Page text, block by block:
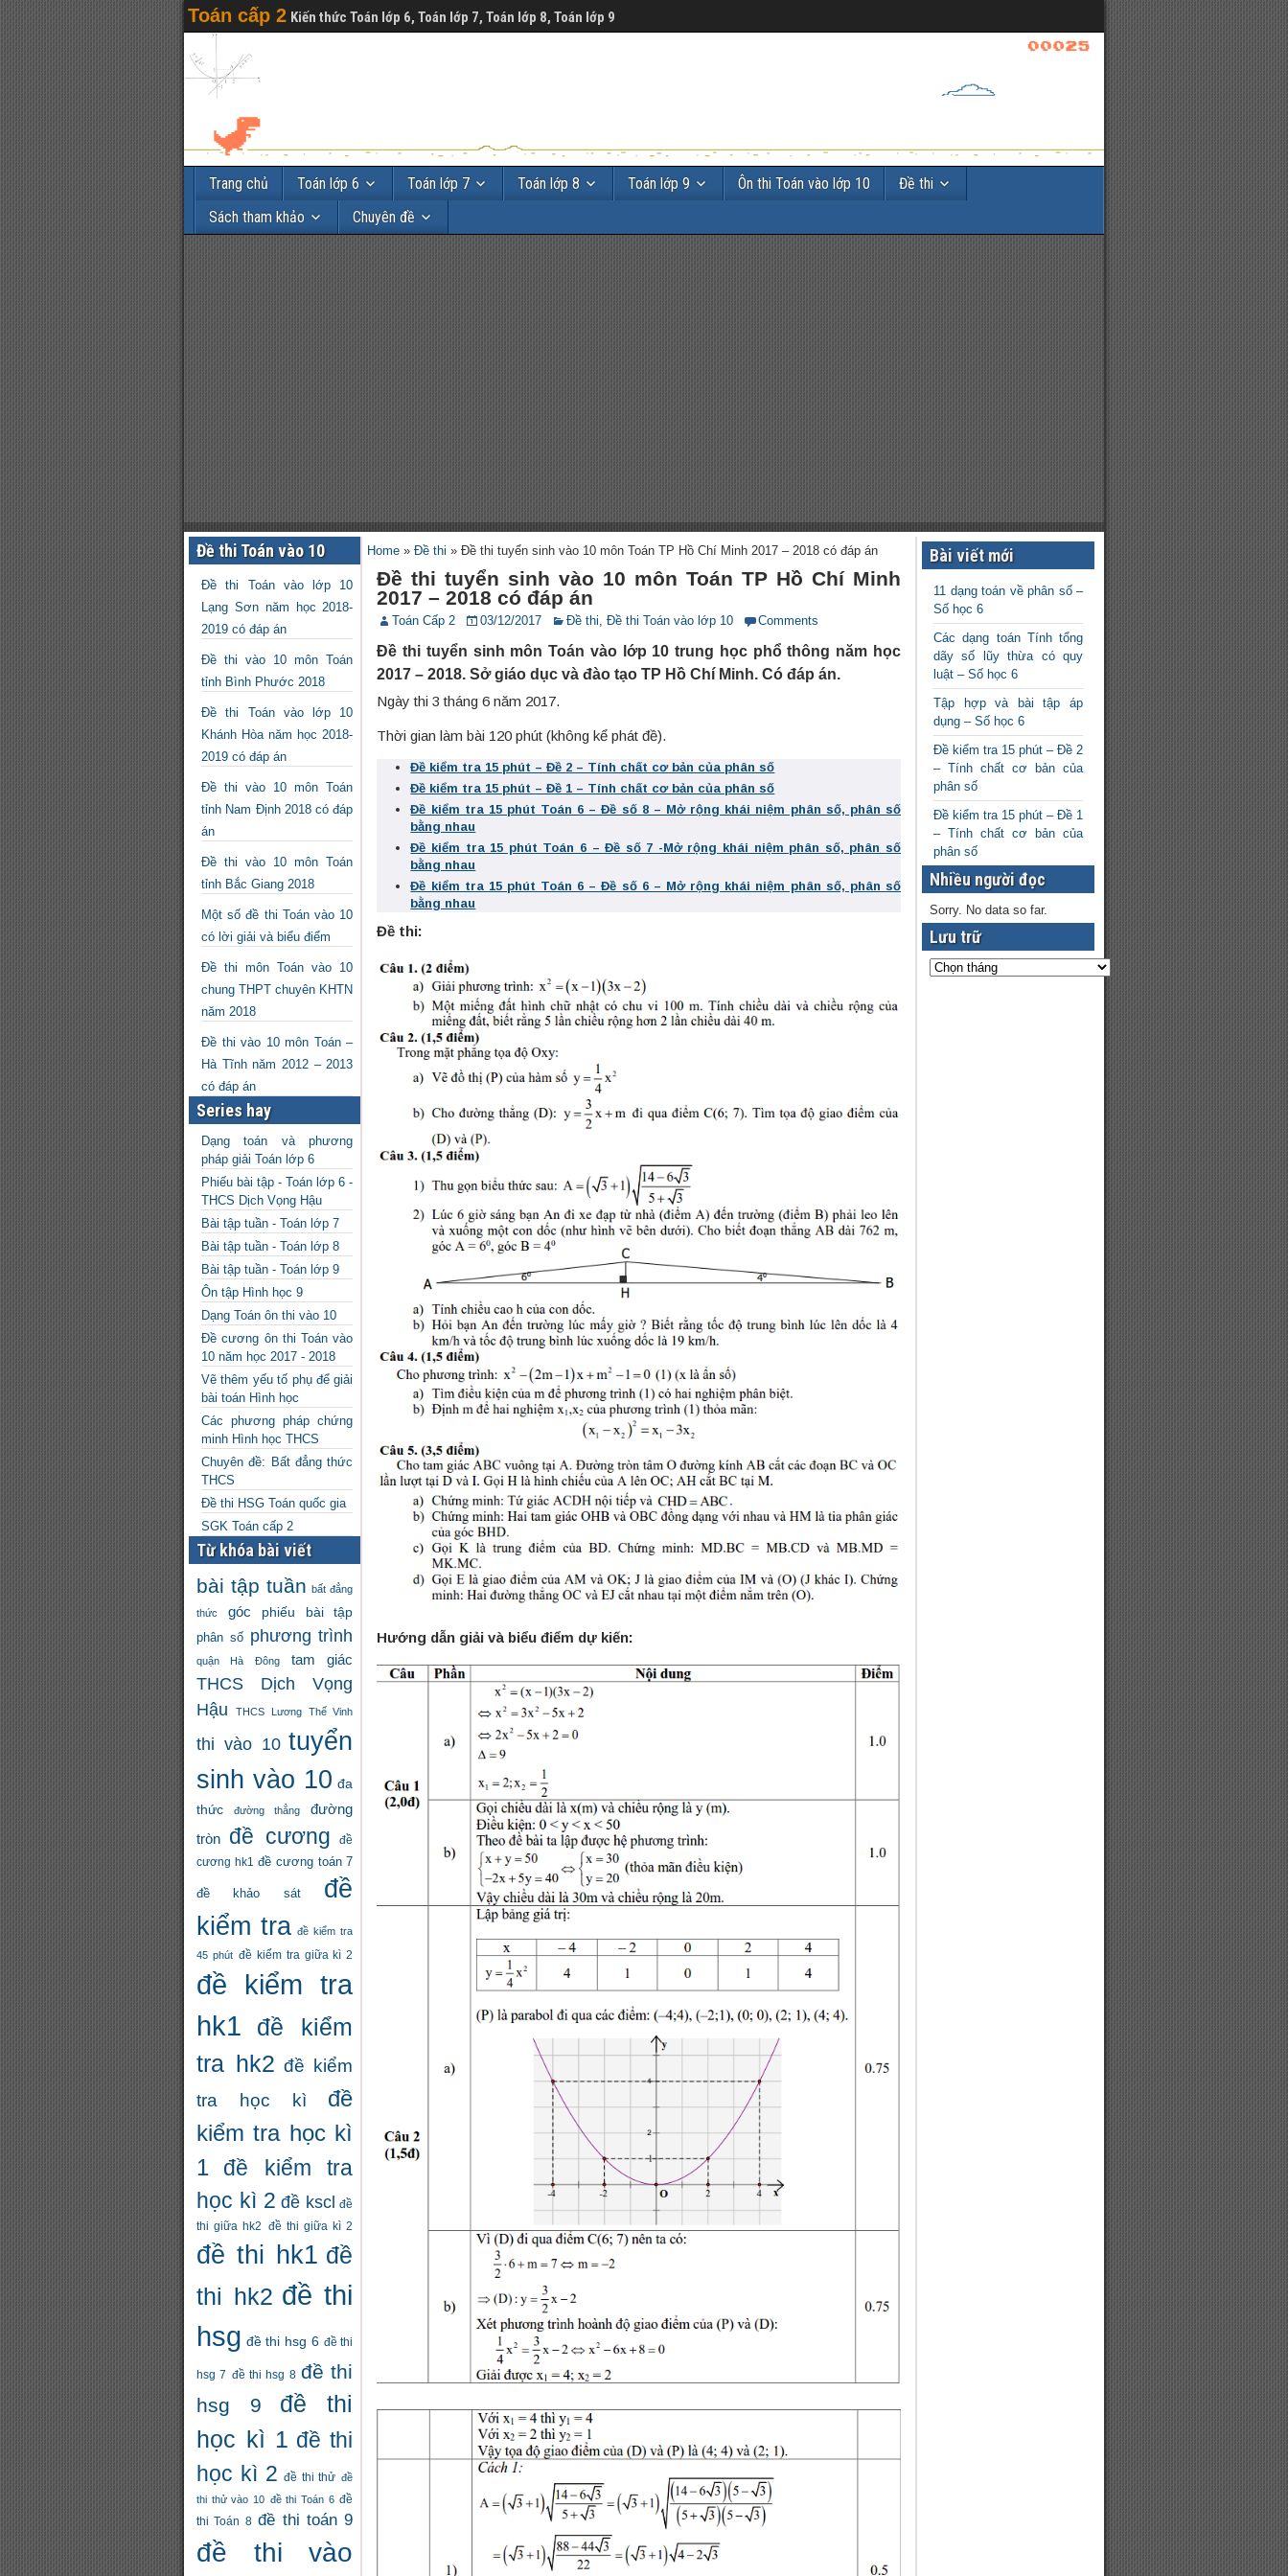
Toán cấp 2 Kiến thức Toán lớp 6, Toán lớp 7, Toán lớp 8, Toán lớp 9
Trang chủ Toán lớp 6 Toán lớp 7 Toán lớp 8 Toán lớp 9 Ôn thi Toán vào lớp 10
Đề thi
Sách tham khảo
Chuyên đề
Đề thi Toán vào 10
Đề thi Toán vào lớp 10
Lạng Sơn năm học 2018-
2019 có đáp án
Đề thi vào 10 môn Toán
tỉnh Bình Phước 2018
Đề thi Toán vào lớp 10
Khánh Hòa năm học 2018-
2019 có đáp án
Đề thi vào 10 môn Toán
tỉnh Nam Định 2018 có đáp
án
Đề thi vào 10 môn Toán
tỉnh Bắc Giang 2018
Một số đề thi Toán vào 10
có lời giải và biểu điểm
Đề thi môn Toán vào 10
chung THPT chuyên KHTN
năm 2018
Đề thi vào 10 môn Toán –
Hà Tĩnh năm 2012 – 2013
có đáp án
Series hay
Dạng toán và phương
pháp giải Toán lớp 6
Phiếu bài tập - Toán lớp 6 -
THCS Dịch Vọng Hậu
Bài tập tuần - Toán lớp 7
Bài tập tuần - Toán lớp 8
Bài tập tuần - Toán lớp 9
Ôn tập Hình học 9
Dạng Toán ôn thi vào 10
Đề cương ôn thi Toán vào
10 năm học 2017 - 2018
Vẽ thêm yếu tố phụ để giải
bài toán Hình học
Các phương pháp chứng
minh Hình học THCS
Chuyên đề: Bất đẳng thức
THCS
Đề thi HSG Toán quốc gia
SGK Toán cấp 2
Từ khóa bài viết
bài tập tuần bất đẳng
thức góc phiếu bài tập
phân số phương trình
quận Hà Đông tam giác
THCS Dịch Vọng
Hậu
THCS Lương Thế Vinh
thi vào 10 tuyển
sinh vào 10 đa
thức
đường thẳng
đường
tròn đề cương
đề
cương hk1
đề cương toán 7
đề khảo sát
đề
kiểm tra đề kiểm tra
45 phút đề kiểm tra giữa kì 2
đề kiểm tra
hk1
đề kiểm
tra hk2 đề kiểm
tra học kì
đề
kiểm tra học kì
1
đề kiểm tra
học kì 2 đề kscl đề
thi giữa hk2 đề thi giữa kì 2
đề thi hk1 đề
thi hk2 đề thi
hsg đề thi hsg 6 đề thi
hsg 7 đề thi hsg 8 đề thi
hsg 9
đề thi
học kì 1 đề thi
học kì 2 đề thi thử đề
thi thử vào 10 đề thi Toán 6 đề
thi Toán 8 đề thi toán 9
đề thi vào
Home »Đề thi »Đề thi tuyển sinh vào 10 môn Toán TP Hồ Chí Minh 2017 – 2018 có đáp án
Đề thi tuyển sinh vào 10 môn Toán TP Hồ Chí Minh
2017 – 2018 có đáp án
Toán Cấp 2 03/12/2017 Đề thi,Đề thi Toán vào lớp 10 Comments
Đề thi tuyển sinh môn Toán vào lớp 10 trung học phổ thông năm học
2017 – 2018. Sở giáo dục và đào tạo TP Hồ Chí Minh. Có đáp án.
Ngày thi 3 tháng 6 năm 2017.
Thời gian làm bài 120 phút (không kể phát đề).
Đề kiểm tra 15 phút – Đề 2 – Tính chất cơ bản của phân số
Đề kiểm tra 15 phút – Đề 1 – Tính chất cơ bản của phân số
Đề kiểm tra 15 phút Toán 6 – Đề số 8 – Mở rộng khái niệm phân số, phân số
bằng nhau
Đề kiểm tra 15 phút Toán 6 – Đề số 7 -Mở rộng khái niệm phân số, phân số
bằng nhau
Đề kiểm tra 15 phút Toán 6 – Đề số 6 – Mở rộng khái niệm phân số, phân số
bằng nhau
Đề thi:
Hướng dẫn giải và biểu điểm dự kiến:
Bài viết mới
11 dạng toán về phân số –
Số học 6
Các dạng toán Tính tổng
dãy số lũy thừa có quy
luật – Số học 6
Tập hợp và bài tập áp
dụng – Số học 6
Đề kiểm tra 15 phút – Đề 2
– Tính chất cơ bản của
phân số
Đề kiểm tra 15 phút – Đề 1
– Tính chất cơ bản của
phân số
Nhiều người đọc
Sorry. No data so far.
Lưu trữ